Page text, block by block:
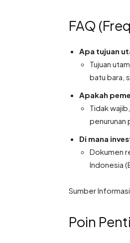
FAQ
Apa tujuan
Tujuan
batu bara,
Apakah
Tidak
penurunan
Di mana
Dokumen
Indonesia
Sumber
Poin